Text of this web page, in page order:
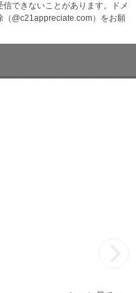
できないことがあります。ドメ
（@c21appreciate.com）をお願